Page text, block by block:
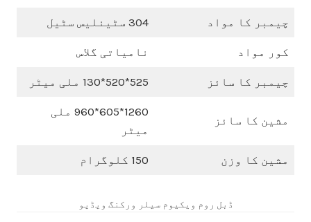
چیمبر کا مواد 304 سٹینلیس سٹیل
کور مواد نامیاتی گلاس
چیمبر کا سائز 525*520*130 ملی میٹر
مشین کا سائز
1260*605*960 ملی
میٹر
مشین کا وزن 150 کلوگرام
ڈبل روم ویکیوم سیلر ورکنگ ویڈیو